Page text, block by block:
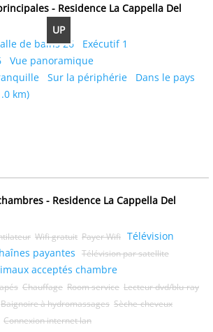
UP
- Residence La Cappella Del
de bains 26
Exécutif 1
Vue panoramique
Sur la périphérie
Dans le pays
km)
- Residence La Cappella Del
Wifi gratuit Payer Wifi Télévision
payantes
Télévision par satellite
acceptés chambre
Chauffage Room service Lecteur dvd/blu-ray
Baignoire à hydromassages Sèche-cheveux
Connexion internet lan